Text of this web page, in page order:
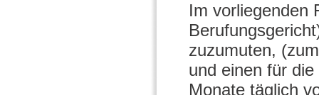
Im vorliegenden
zuzumuten,
und einen für
Monate täglich